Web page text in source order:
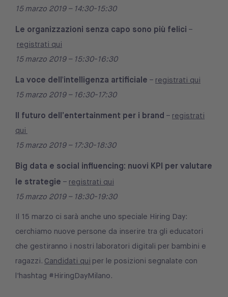
15 marzo 2019 – 14:30-15:30
Le organizzazioni senza capo sono più felici –
registrati qui
15 marzo 2019 – 15:30-16:30
La voce dell'intelligenza artificiale – registrati qui
15 marzo 2019 – 16:30-17:30
Il futuro dell’entertainment per i brand – registrati
qui
15 marzo 2019 – 17:30-18:30
Big data e social influencing: nuovi KPI per valutare
le strategie – registrati qui
15 marzo 2019 – 18:30-19:30
Il 15 marzo ci sarà anche uno speciale Hiring Day:
cerchiamo nuove persone da inserire tra gli educatori
che gestiranno i nostri laboratori digitali per bambini e
ragazzi. Candidati qui per le posizioni segnalate con
l'hashtag #HiringDayMilano.